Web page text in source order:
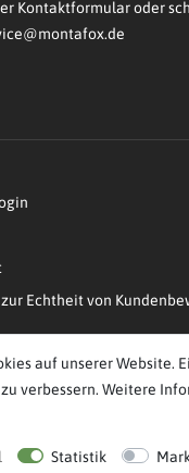
Kontaktformular oder
Echtheit von
BB Sport GmbH & Co KG.
auf unserer Website.
verbessern. Weitere
Statistik